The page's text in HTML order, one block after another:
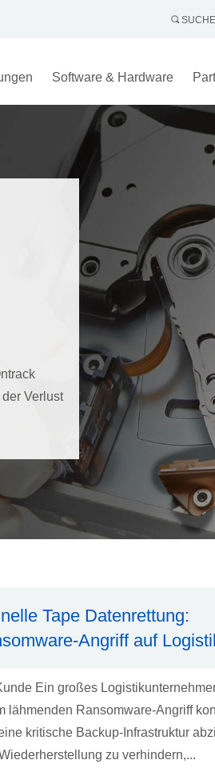
SUCHE
Software & Hardware
Verlust
Tape Datenrettung:
Angriff auf
Ein großes
lähmenden Ransomware-Angriff
kritische Backup-Infrastruktur
zu verhindern,...